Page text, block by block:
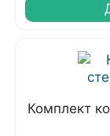
Комплект